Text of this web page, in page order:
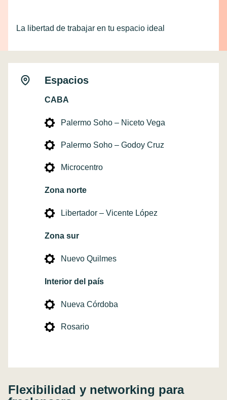
La libertad de trabajar en tu espacio ideal
Espacios
CABA
Palermo Soho – Niceto Vega
Palermo Soho – Godoy Cruz
Microcentro
Zona norte
Libertador – Vicente López
Zona sur
Nuevo Quilmes
Interior del país
Nueva Córdoba
Rosario
Flexibilidad y networking para